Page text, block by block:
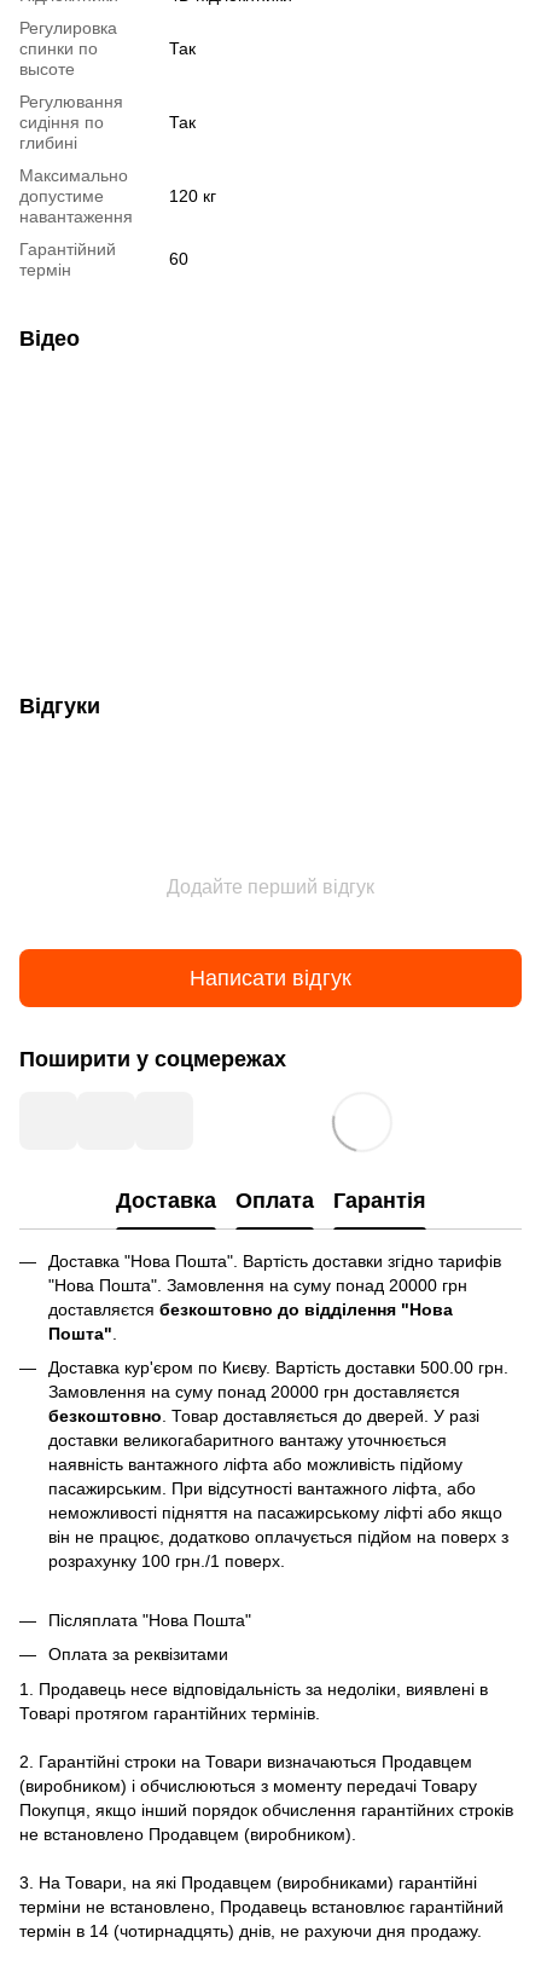
Регулировка
спинки по
высоте
Так
Регулювання
сидіння по
глибині
Так
Максимально
допустиме
навантаження
120 кг
Гарантійний
термін
60
Відео
Відгуки
Додайте перший відгук
Написати відгук
Поширити у соцмережах
Доставка Оплата Гарантія
Доставка "Нова Пошта". Вартість доставки згідно тарифів
"Нова Пошта". Замовлення на суму понад 20000 грн
доставляєтся безкоштовно до відділення "Нова
Пошта"
Доставка кур'єром по Києву. Вартість доставки 500.00 грн.
Замовлення на суму понад 20000 грн доставляєтся
безкоштовно. Товар доставляється до дверей. У разі
доставки великогабаритного вантажу уточнюється
наявність вантажного ліфта або можливість підйому
пасажирським. При відсутності вантажного ліфта, або
неможливості підняття на пасажирському ліфті або якщо
він не працює, додатково оплачується підйом на поверх з
розрахунку 100 грн./1 поверх.
Післяплата "Нова Пошта"
Оплата за реквізитами
1. Продавець несе відповідальність за недоліки, виявлені в
Товарі протягом гарантійних термінів.
2. Гарантійні строки на Товари визначаються Продавцем
(виробником) і обчислюються з моменту передачі Товару
Покупця, якщо інший порядок обчислення гарантійних строків
не встановлено Продавцем (виробником).
3. На Товари, на які Продавцем (виробниками) гарантійні
терміни не встановлено, Продавець встановлює гарантійний
термін в 14 (чотирнадцять) днів, не рахуючи дня продажу.